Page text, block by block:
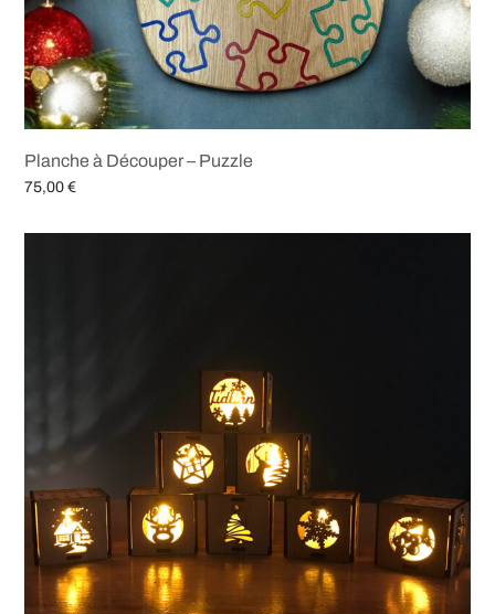
Planche à Découper – Puzzle
75,00 €